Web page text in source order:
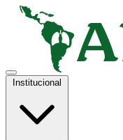
Institucional